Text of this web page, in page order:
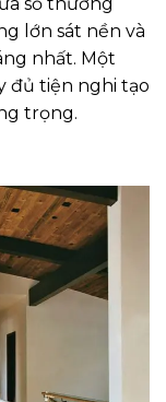
lớn sát nền và
nhất. Một
đủ tiện nghi tạo
trọng.